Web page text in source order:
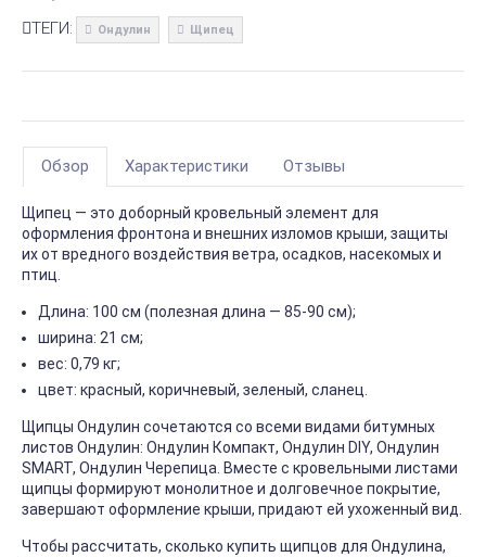
ТЕГИ: Ондулин Щипец
Обзор Характеристики Отзывы
Щипец — это доборный кровельный элемент для
оформления фронтона и внешних изломов крыши, защиты
их от вредного воздействия ветра, осадков, насекомых и
птиц.
Длина: 100 см (полезная длина — 85-90 см);
ширина: 21 см;
вес: 0,79 кг;
цвет: красный, коричневый, зеленый, сланец.
Щипцы Ондулин сочетаются со всеми видами битумных
листов Ондулин: Ондулин Компакт, Ондулин DIY, Ондулин
SMART, Ондулин Черепица. Вместе с кровельными листами
щипцы формируют монолитное и долговечное покрытие,
завершают оформление крыши, придают ей ухоженный вид.
Чтобы рассчитать, сколько купить щипцов для Ондулина,